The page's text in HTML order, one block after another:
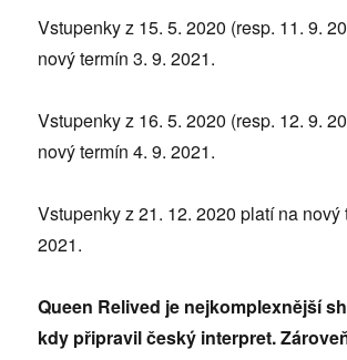
Vstupenky z 15. 5. 2020 (resp. 11. 9.
nový termín 3. 9. 2021.
Vstupenky z 16. 5. 2020 (resp. 12. 9.
nový termín 4. 9. 2021.
Vstupenky z 21. 12. 2020 platí na nový
2021.
Queen Relived je nejkomplexnější
kdy připravil český interpret.